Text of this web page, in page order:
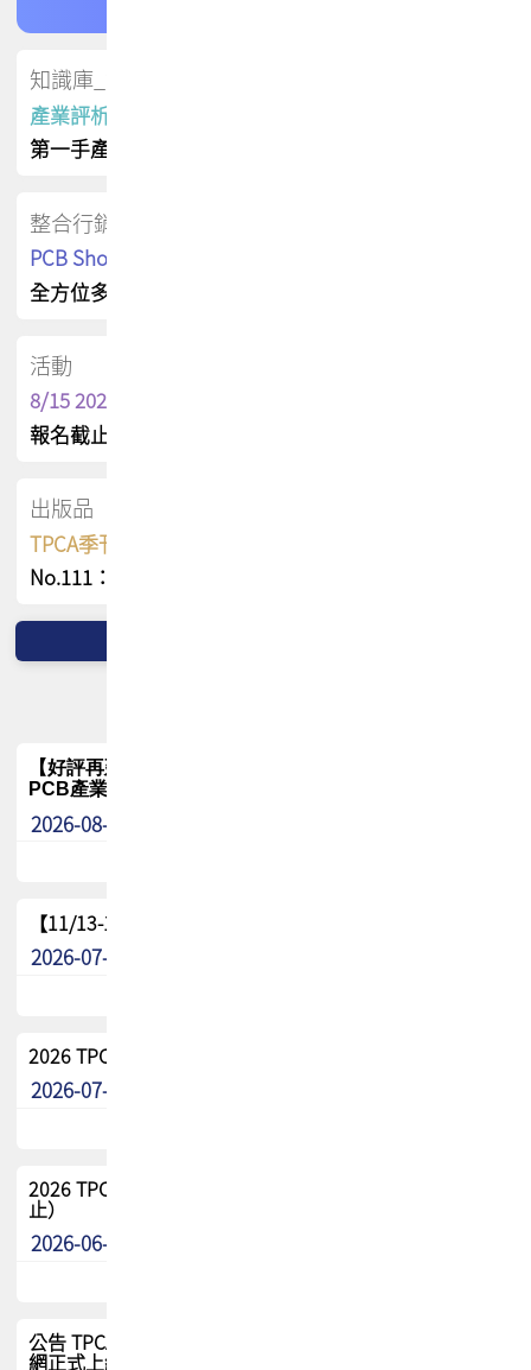
知識庫_會員專屬
產業評析報告
第一手產業資訊
整合行銷
PCB Shop 採購指南
全方位多元曝光方案
活動
8/15 2026 TPCA健康盃保齡球聯誼賽
報名截止日 : 8/3 活動日期 : 8/15
出版品
TPCA季刊 FREE 線上版
No.111：PCB全球風險布局與韌性
【好評再延長】PCB GPT 全面開放體驗延長到8月!!
PCB產業專屬 AI 知識平台
2026-08-04
【11/13-15】2026 TPCA 百岳登頂_南橫三星
2026-07-22
2026 TPCA中南區會員問卷暨7/31交流餐敘報名
2026-07-08
2026 TPCA健康盃保齡球聯誼賽 熱烈報名中（8/3報名截
止）
2026-06-29
公告 TPCA 台灣電路板協會官網將迎來新面貌，7/1 新官
網正式上線！